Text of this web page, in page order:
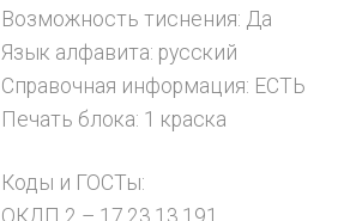
Возможность тиснения: Да
Язык алфавита: русский
Справочная информация: ЕСТЬ
Печать блока: 1 краска
Коды и ГОСТы: